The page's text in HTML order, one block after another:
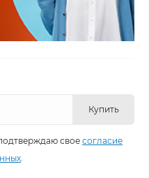
Купить
свое согласие